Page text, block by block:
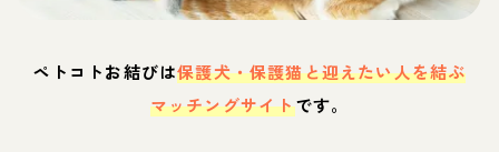
ペトコトお結びは保護犬・保護猫と迎えたい人を結ぶ
マッチングサイトです。